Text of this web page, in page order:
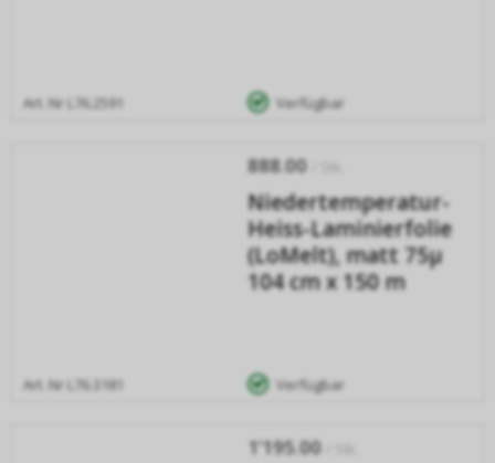
Art. Nr L76.2591 Verfügbar
888.00
Niedertemperatur-
Heiss-Laminierfolie
(LoMelt), matt 75µ
104 cm x 150 m
Art. Nr L76.3181 Verfügbar
1’195.00